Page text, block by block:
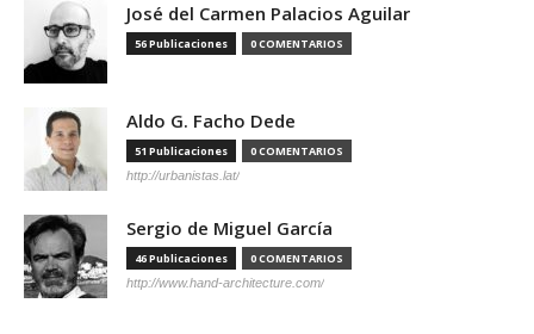
José del Carmen Palacios Aguilar
56 Publicaciones 0 COMENTARIOS
Aldo G. Facho Dede
51 Publicaciones 0 COMENTARIOS
http://urbanistas.lat/
Sergio de Miguel García
46 Publicaciones 0 COMENTARIOS
http://www.hand-architecture.com/